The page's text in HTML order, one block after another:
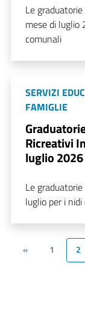
Le
mese di luglio
comunali
SERVIZI
FAMIGLIE
Ricreativi
luglio 2026
Le
luglio per i
« 1 2